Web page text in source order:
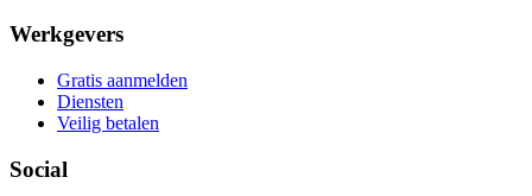
Werkgevers
Gratis aanmelden
Diensten
Veilig betalen
Social